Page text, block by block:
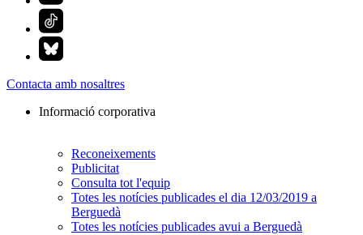
Contacta amb nosaltres
Informació corporativa
Reconeixements
Publicitat
Consulta tot l'equip
Totes les notícies publicades el dia 12/03/2019 a
Berguedà
Totes les notícies publicades avui a Berguedà